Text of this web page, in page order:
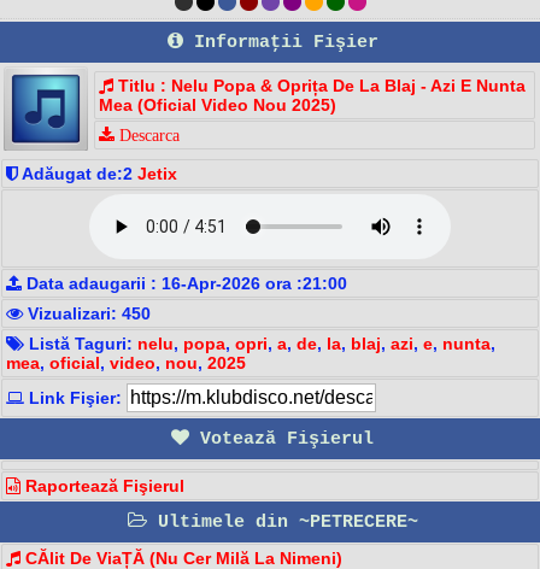
Informaţii Fişier
Titlu : Nelu Popa & Oprița De La Blaj - Azi E Nunta
Mea (Oficial Video Nou 2025)
Descarca
Adăugat de:2 Jetix
Data adaugarii : 16-Apr-2026 ora :21:00
Vizualizari: 450
Listă Taguri: nelu, popa, opri, a, de, la, blaj, azi, e, nunta,
mea, oficial, video, nou, 2025
Link Fişier:
Votează Fişierul
Raportează Fişierul
Ultimele din ~PETRECERE~
CĂlit De ViaȚĂ (Nu Cer Milă La Nimeni)